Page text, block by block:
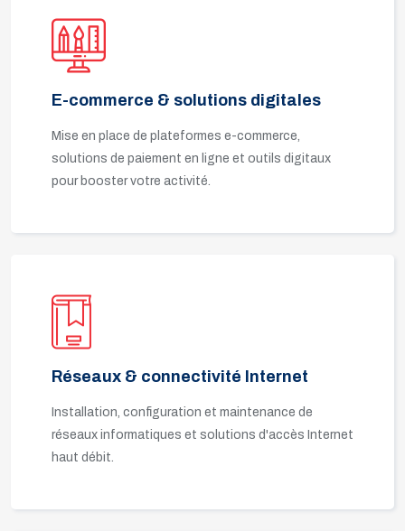
E-commerce & solutions digitales
Mise en place de plateformes e-commerce,
solutions de paiement en ligne et outils digitaux
pour booster votre activité.
Réseaux & connectivité Internet
Installation, configuration et maintenance de
réseaux informatiques et solutions d'accès Internet
haut débit.